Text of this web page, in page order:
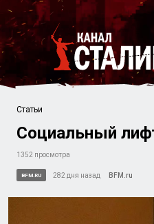
Статьи
Социальный
1352 просмотра
BFM.RU 282 дня назад BFM.ru